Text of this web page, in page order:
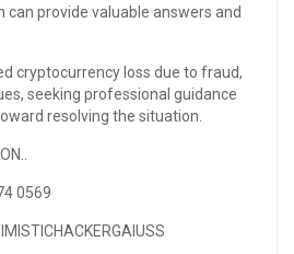
can provide valuable answers and
cryptocurrency loss due to fraud,
seeking professional guidance
resolving the situation.
0569